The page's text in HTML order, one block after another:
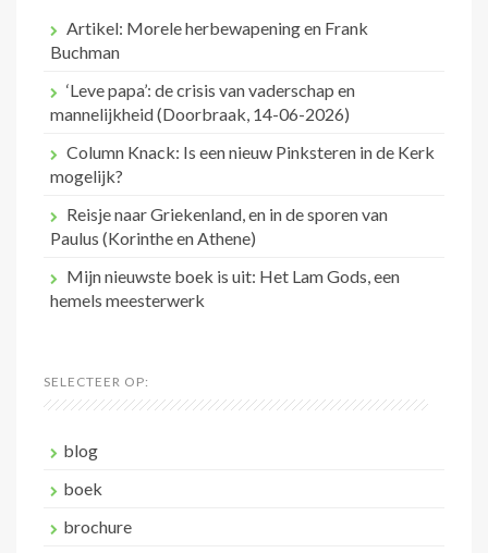
Artikel: Morele herbewapening en Frank
Buchman
‘Leve papa’: de crisis van vaderschap en
mannelijkheid (Doorbraak, 14-06-2026)
Column Knack: Is een nieuw Pinksteren in de Kerk
mogelijk?
Reisje naar Griekenland, en in de sporen van
Paulus (Korinthe en Athene)
Mijn nieuwste boek is uit: Het Lam Gods, een
hemels meesterwerk
SELECTEER OP:
blog
boek
brochure